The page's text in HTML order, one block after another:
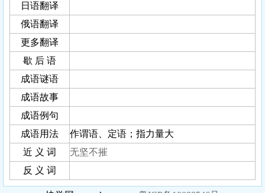
日语翻译
俄语翻译
更多翻译
歇 后 语
成语谜语
成语故事
成语例句
成语用法
作谓语、定语；指力量大
近 义 词
无坚不摧
反 义 词